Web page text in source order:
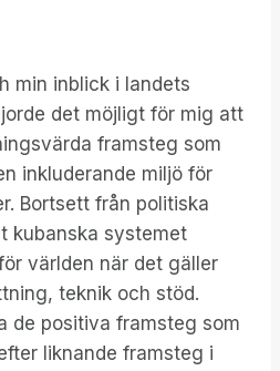
min inblick i landets
det möjligt för mig att
framsteg som
inkluderande miljö för
Bortsett från politiska
kubanska systemet
världen när det gäller
teknik och stöd.
de positiva framsteg som
liknande framsteg i